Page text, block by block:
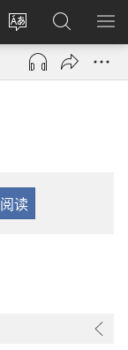
更
改
网
登
录
打
搜
索
JW.ORG
显